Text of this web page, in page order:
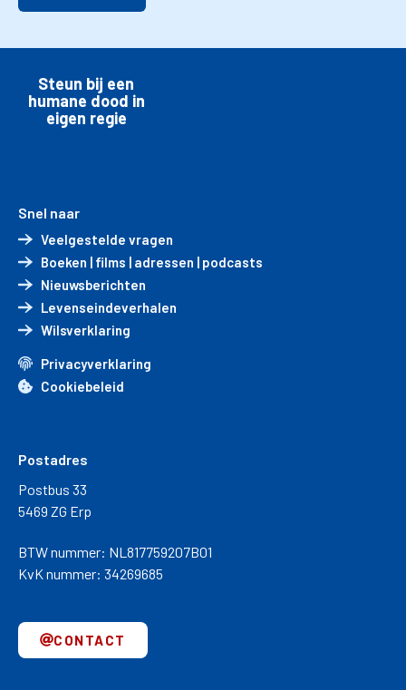
Steun bij een
humane dood in
eigen regie
Snel naar
Veelgestelde vragen
Boeken | films | adressen | podcasts
Nieuwsberichten
Levenseindeverhalen
Wilsverklaring
Privacyverklaring
Cookiebeleid
Postadres
Postbus 33
5469 ZG Erp
BTW nummer: NL817759207B01
KvK nummer: 34269685
CONTACT